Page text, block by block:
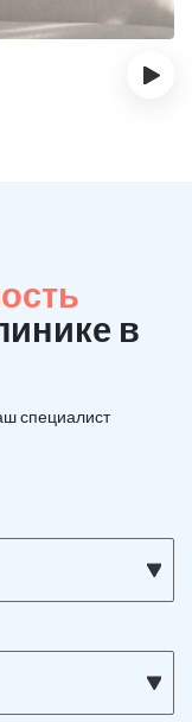
›
в
специалист